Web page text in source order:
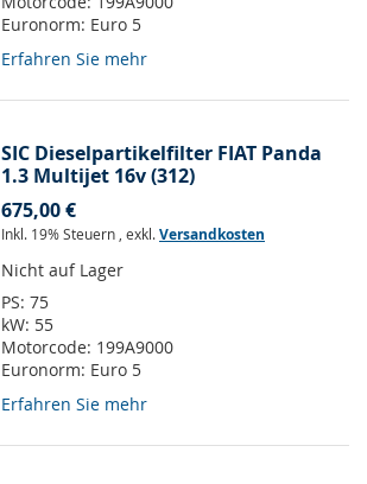
Euronorm: Euro 5
Erfahren Sie mehr
SIC Dieselpartikelfilter FIAT Panda
1.3 Multijet 16v (312)
675,00 €
Inkl. 19% Steuern , exkl.Versandkosten
Nicht auf Lager
PS: 75
kW: 55
Motorcode: 199A9000
Euronorm: Euro 5
Erfahren Sie mehr